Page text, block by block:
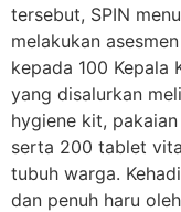
tersebut, SPIN
melakukan
kepada 100 Kepala
yang disalurkan
hygiene kit,
serta 200 tablet
tubuh warga.
dan penuh haru